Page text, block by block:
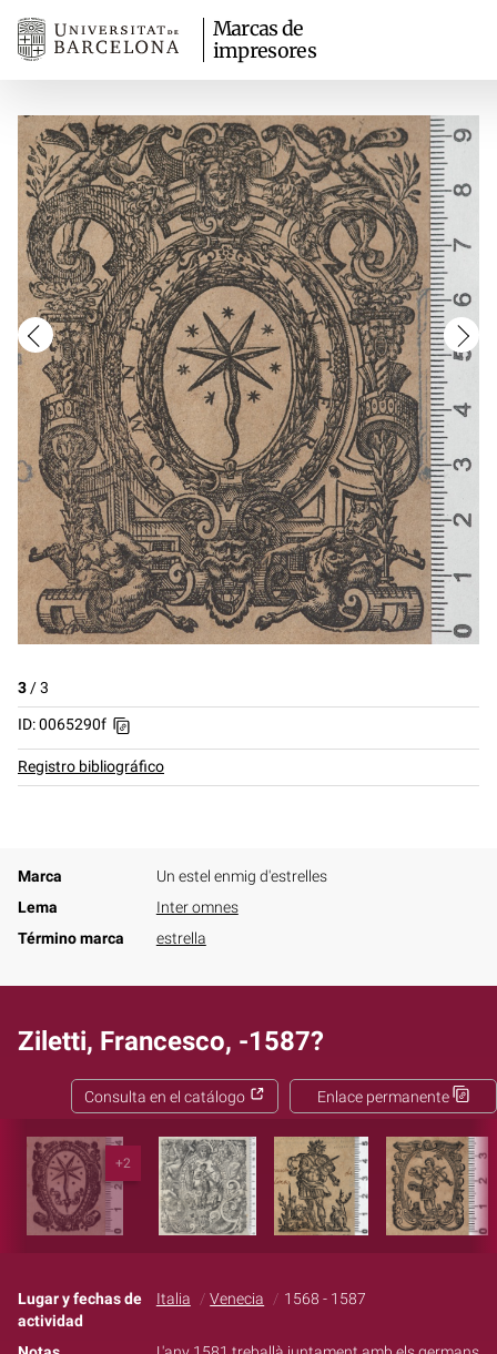
Marcas de
impresores
3/3
ID: 0065290f
Registro bibliográfico
Marca
Un estel enmig d'estrelles
Lema
Inter omnes
Término marca
estrella
Ziletti, Francesco, -1587?
Enlace permanente
Consulta en el catálogo
+2
Lugar y fechas de
actividad
Italia Venecia 1568 - 1587